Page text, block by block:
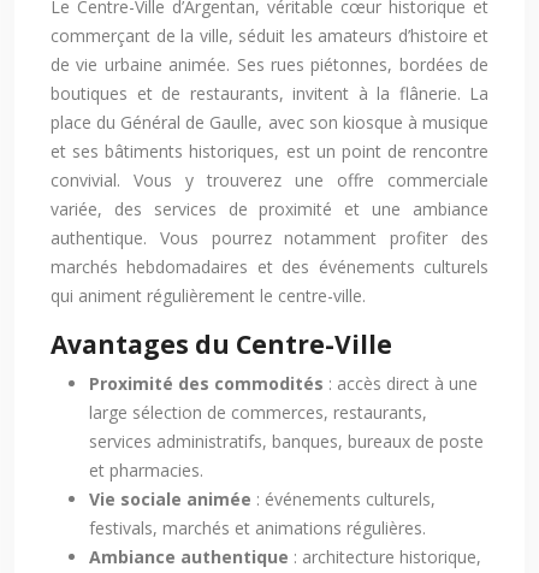
Le Centre-Ville d’Argentan, véritable cœur historique et
commerçant de la ville, séduit les amateurs d’histoire et
de vie urbaine animée. Ses rues piétonnes, bordées de
boutiques et de restaurants, invitent à la flânerie. La
place du Général de Gaulle, avec son kiosque à musique
et ses bâtiments historiques, est un point de rencontre
convivial. Vous y trouverez une offre commerciale
variée, des services de proximité et une ambiance
authentique. Vous pourrez notamment profiter des
marchés hebdomadaires et des événements culturels
qui animent régulièrement le centre-ville.
Avantages du Centre-Ville
Proximité des commodités : accès direct à une
large sélection de commerces, restaurants,
services administratifs, banques, bureaux de poste
et pharmacies.
Vie sociale animée : événements culturels,
festivals, marchés et animations régulières.
Ambiance authentique : architecture historique,